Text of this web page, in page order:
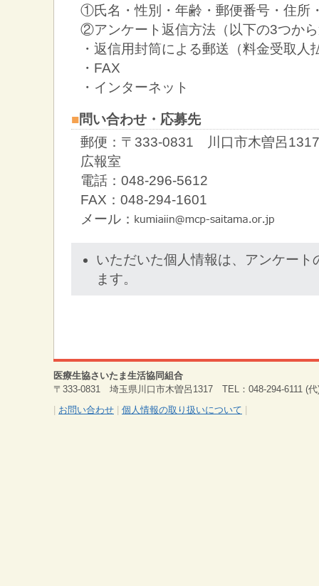
①氏名・性別・年齢・郵便番号・住所
②アンケート返信方法（以下の3つか
・返信用封筒による郵送（料金受取人
・FAX
・インターネット
■問い合わせ・応募先
郵便：〒333-0831 川口市木曽呂
広報室
電話：048-296-5612
FAX：048-294-1601
メール：
いただいた個人情報は、アンケート
ます。
医療生協さいたま生活協同組合
〒333-0831 埼玉県川口市木曽呂1317 TEL：048-294-6111 (
お問い合わせ 個人情報の取り扱いについて